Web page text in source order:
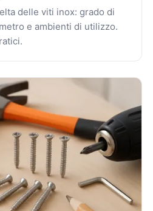
delle viti inox: grado di
e ambienti di utilizzo.